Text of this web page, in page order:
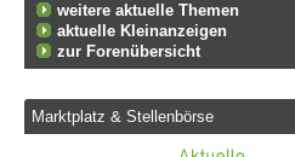
weitere aktuelle Themen
aktuelle Kleinanzeigen
zur Forenübersicht
Marktplatz & Stellenbörse